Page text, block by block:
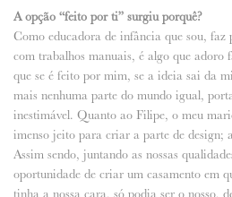
A opção “feito por ti” surgiu porquê?
Como educadora de infância que sou,
com trabalhos manuais, é algo que adoro
que se é feito por mim, se a ideia sai da
mais nenhuma parte do mundo igual,
inestimável. Quanto ao Filipe, o meu
imenso jeito para criar a parte de design;
Assim sendo, juntando as nossas
oportunidade de criar um casamento em
tinha a nossa cara, só podia ser o nosso,